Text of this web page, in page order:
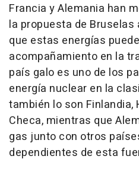
Francia y Alemania han
la propuesta de Bruselas
que estas energías
acompañamiento en la
país galo es uno de los
energía nuclear en la
también lo son Finlandia,
Checa, mientras que
gas junto con otros
dependientes de esta